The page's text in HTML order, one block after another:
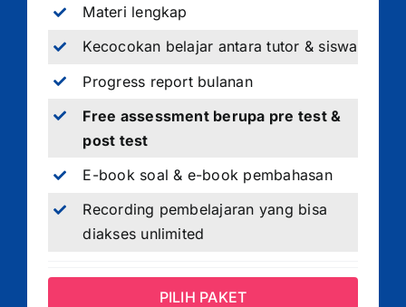
Materi lengkap
Kecocokan belajar antara tutor & siswa
Progress report bulanan
Free assessment berupa pre test &
post test
E-book soal & e-book pembahasan
Recording pembelajaran yang bisa
diakses unlimited
PILIH PAKET